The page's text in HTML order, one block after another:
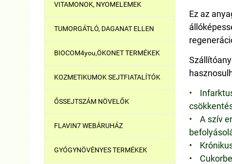
VITAMONOK, NYOMELEMEK
TUMORGÁTLÓ, DAGANAT ELLEN
BIOCOM4you,ÖKONET TERMÉKEK
KOZMETIKUMOK SEJTFIATALÍTÓK
ŐSSEJTSZÁM NÖVELŐK
FLAVIN7 WEBÁRUHÁZ
GYÓGYNÖVÉNYES TERMÉKEK
Ez az
•
• A szív
•
•